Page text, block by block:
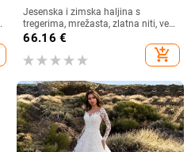
Jesenska i zimska haljina s
tregerima, mrežasta, zlatna niti, vez,
jakna, kardigan, dvodijelna haljina,
66.16 €
add_shopping_cart